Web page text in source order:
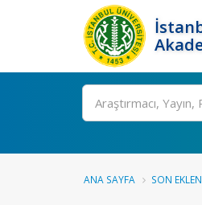
Ara
ANA SAYFA SON